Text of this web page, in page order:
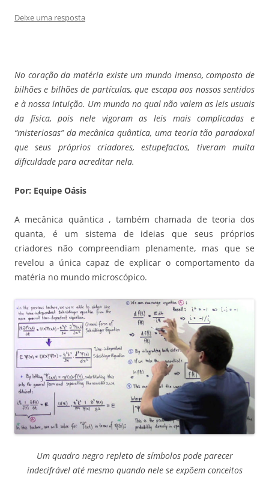
Deixe uma resposta
No coração da matéria existe um mundo imenso, composto de
bilhões e bilhões de partículas, que escapa aos nossos sentidos
e à nossa intuição. Um mundo no qual não valem as leis usuais
da física, pois nele vigoram as leis mais complicadas e
“misteriosas” da mecânica quântica, uma teoria tão paradoxal
que seus próprios criadores, estupefactos, tiveram muita
dificuldade para acreditar nela.
Por: Equipe Oásis
A mecânica quântica , também chamada de teoria dos
quanta, é um sistema de ideias que seus próprios
criadores não compreendiam plenamente, mas que se
revelou a única capaz de explicar o comportamento da
matéria no mundo microscópico.
Um quadro negro repleto de símbolos pode parecer
indecifrável até mesmo quando nele se expõem conceitos